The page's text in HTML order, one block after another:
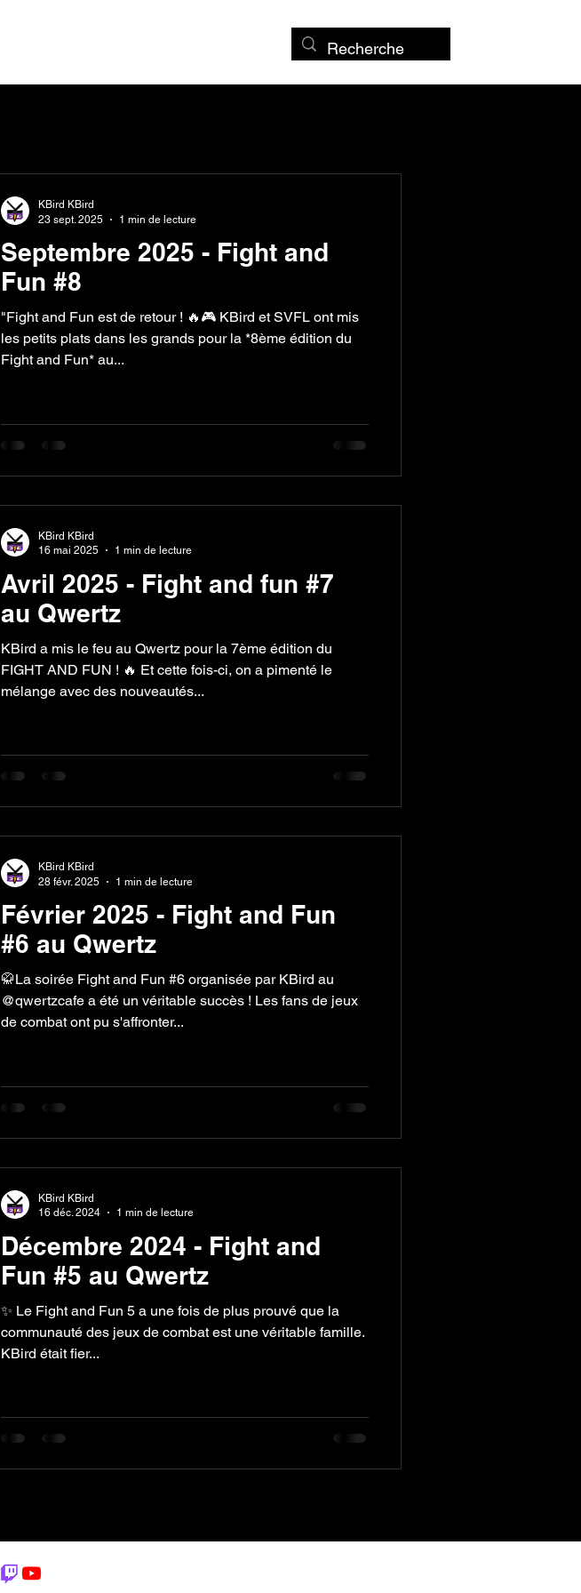
Septembre 2025 - Fight and
Fun #8
"Fight and Fun est de retour ! 🔥🎮 KBird et SVFL ont mis
les petits plats dans les grands pour la *8ème édition du
Fight and Fun* au...
KBird KBird
23 sept. 2025
1 min de lecture
Avril 2025 - Fight and fun #7
au Qwertz
KBird a mis le feu au Qwertz pour la 7ème édition du
FIGHT AND FUN ! 🔥 Et cette fois-ci, on a pimenté le
mélange avec des nouveautés...
KBird KBird
16 mai 2025
1 min de lecture
Février 2025 - Fight and Fun
#6 au Qwertz
🥋La soirée Fight and Fun #6 organisée par KBird au
@qwertzcafe a été un véritable succès ! Les fans de jeux
de combat ont pu s'affronter...
KBird KBird
28 févr. 2025
1 min de lecture
Décembre 2024 - Fight and
Fun #5 au Qwertz
✨ Le Fight and Fun 5 a une fois de plus prouvé que la
communauté des jeux de combat est une véritable famille.
KBird était fier...
KBird KBird
16 déc. 2024
1 min de lecture